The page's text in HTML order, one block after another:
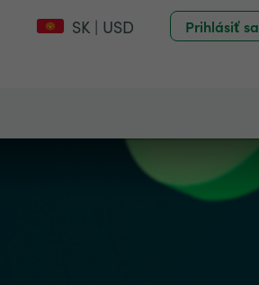
SK | USD Prihlásiť sa